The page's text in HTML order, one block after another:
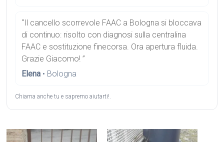
“Il cancello scorrevole FAAC a Bologna si bloccava
di continuo: risolto con diagnosi sulla centralina
FAAC e sostituzione finecorsa. Ora apertura fluida.
Grazie Giacomo! ”
Elena • Bologna
Chiama anche tu e sapremo aiutarti!.